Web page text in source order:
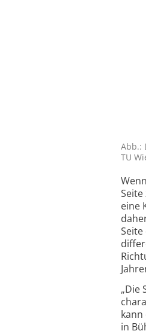
Abb.:
TU
eine
„Die
kann
in